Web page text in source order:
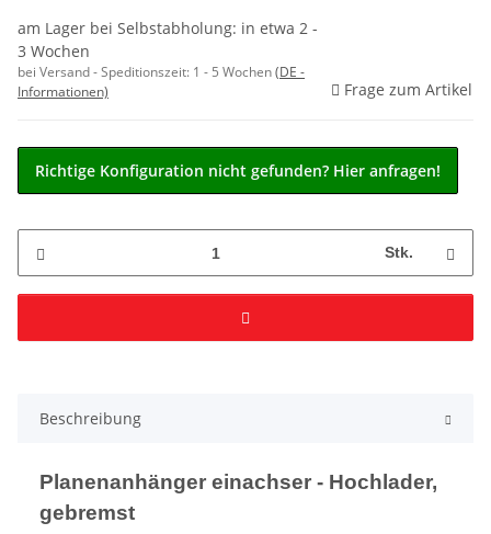
am Lager bei Selbstabholung: in etwa 2 -
3 Wochen
bei Versand - Speditionszeit: 1 - 5 Wochen(DE -
Informationen)
Frage zum Artikel
Richtige Konfiguration nicht gefunden? Hier anfragen!
Stk.
Beschreibung
Planenanhänger einachser - Hochlader,
gebremst